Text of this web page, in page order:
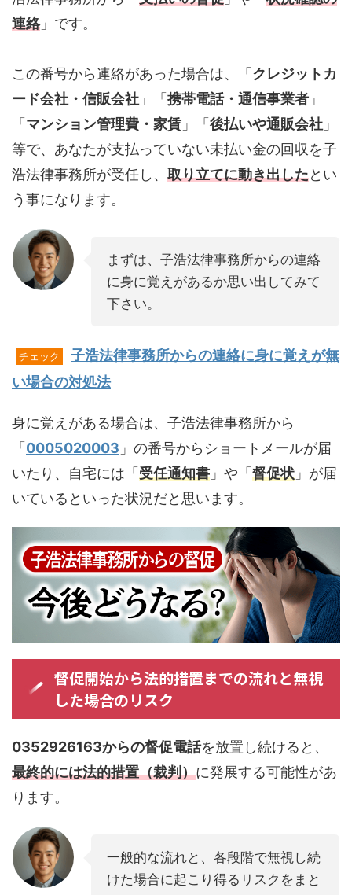
連絡」です。
この番号から連絡があった場合は、「 クレジットカ
ード会社・信販会社 」「 携帯電話・通信事業者 」
「 マンション管理費・家賃 」「 後払いや通販会社 」
等で、あなたが支払っていない未払い金の回収を子
浩法律事務所が受任し、 取り立てに動き出したとい
う事になります。
まずは、子浩法律事務所からの連絡
に身に覚えがあるか思い出してみて
下さい。
チェック
子浩法律事務所からの連絡に身に覚えが無
い場合の対処法
身に覚えがある場合は、子浩法律事務所から
「 0005020003 」の番号からショートメールが届
いたり、自宅には「 受任通知書 」や「 督促状 」が届
いているといった状況だと思います。
督促開始から法的措置までの流れと無視
した場合のリスク
0352926163からの督促電話を放置し続けると、
最終的には法的措置（裁判）に発展する可能性があ
ります。
一般的な流れと、各段階で無視し続
けた場合に起こり得るリスクをまと